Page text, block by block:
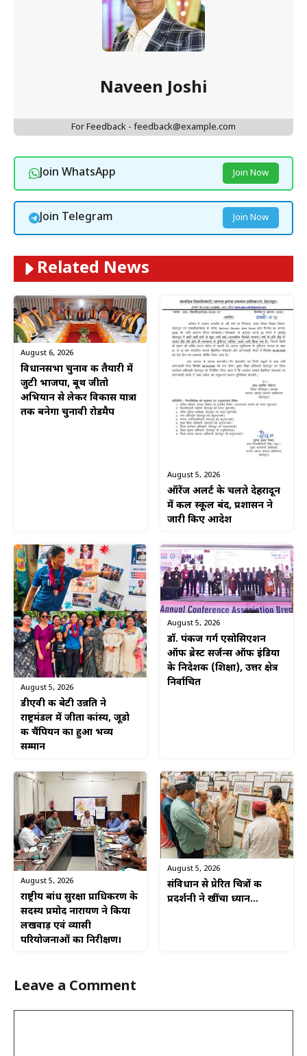
Naveen Joshi
For Feedback - feedback@example.com
Join WhatsApp Join Now
Join Telegram Join Now
Related News
August 6, 2026
विधानसभा चुनाव की तैयारी में
जुटी भाजपा, बूथ जीतो
अभियान से लेकर विकास यात्रा
तक बनेगा चुनावी रोडमैप
August 5, 2026
ऑरेंज अलर्ट के चलते देहरादून
में कल स्कूल बंद, प्रशासन ने
जारी किए आदेश
August 5, 2026
डीएवी की बेटी उन्नति ने
राष्ट्रमंडल में जीता कांस्य, जूडो
की चैंपियन का हुआ भव्य
सम्मान
August 5, 2026
डॉ. पंकज गर्ग एसोसिएशन
ऑफ ब्रेस्ट सर्जन्स ऑफ इंडिया
के निदेशक (शिक्षा), उत्तर क्षेत्र
निर्वाचित
August 5, 2026
राष्ट्रीय बांध सुरक्षा प्राधिकरण के
सदस्य प्रमोद नारायण ने किया
लखवाड़ एवं व्यासी
परियोजनाओं का निरीक्षण।
August 5, 2026
संविधान से प्रेरित चित्रों की
प्रदर्शनी ने खींचा ध्यान…
Leave a Comment